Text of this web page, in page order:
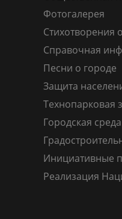
Фотогалерея
Стихотворения
Справочная
Песни о городе
Защита
Технопарковая
Городская среда
Инициативные
Реализация